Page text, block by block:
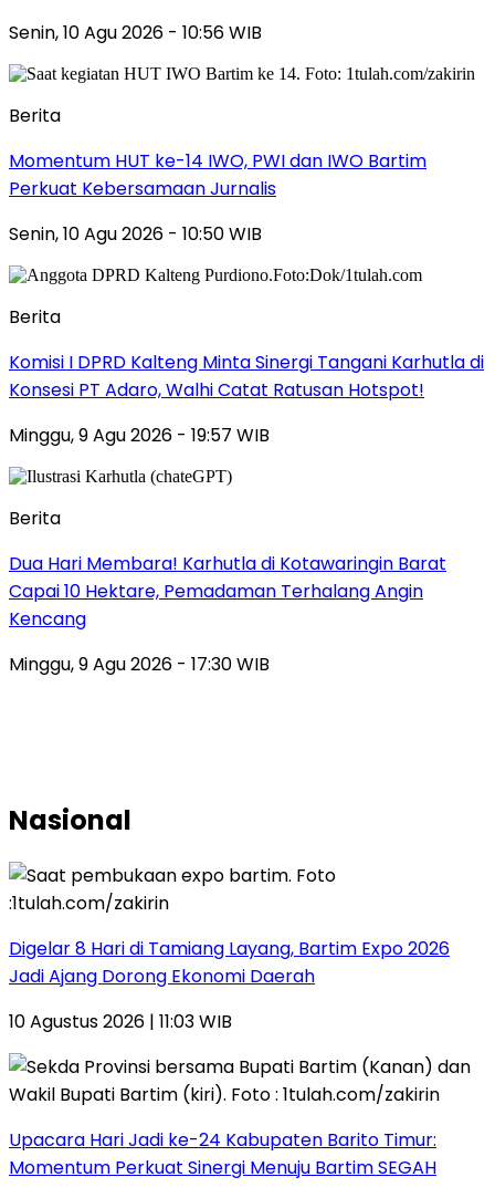
Senin, 10 Agu 2026 - 10:56 WIB
Berita
Momentum HUT ke-14 IWO, PWI dan IWO Bartim
Perkuat Kebersamaan Jurnalis
Senin, 10 Agu 2026 - 10:50 WIB
Berita
Komisi I DPRD Kalteng Minta Sinergi Tangani Karhutla di
Konsesi PT Adaro, Walhi Catat Ratusan Hotspot!
Minggu, 9 Agu 2026 - 19:57 WIB
Berita
Dua Hari Membara! Karhutla di Kotawaringin Barat
Capai 10 Hektare, Pemadaman Terhalang Angin
Kencang
Minggu, 9 Agu 2026 - 17:30 WIB
Nasional
Digelar 8 Hari di Tamiang Layang, Bartim Expo 2026
Jadi Ajang Dorong Ekonomi Daerah
10 Agustus 2026 | 11:03 WIB
Upacara Hari Jadi ke-24 Kabupaten Barito Timur:
Momentum Perkuat Sinergi Menuju Bartim SEGAH